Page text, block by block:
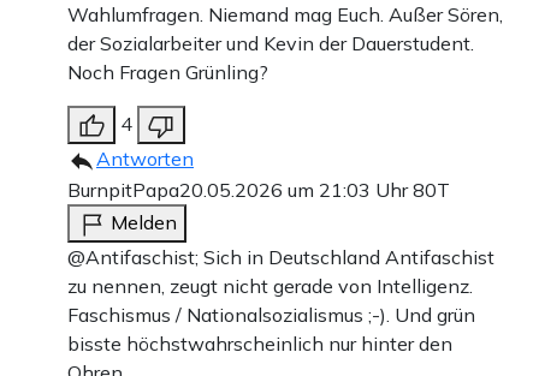
Wahlumfragen. Niemand mag Euch. Außer Sören,
der Sozialarbeiter und Kevin der Dauerstudent.
Noch Fragen Grünling?
4
Antworten
BurnpitPapa20.05.2026 um 21:03 Uhr80T
Melden
@Antifaschist; Sich in Deutschland Antifaschist
zu nennen, zeugt nicht gerade von Intelligenz.
Faschismus / Nationalsozialismus ;-). Und grün
bisste höchstwahrscheinlich nur hinter den